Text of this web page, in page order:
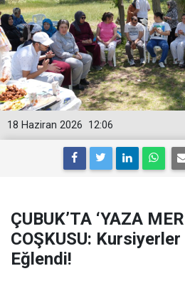
12:06
18 Haziran 2026
ÇUBUK’TA ‘YAZA
COŞKUSU:
Eğlendi!